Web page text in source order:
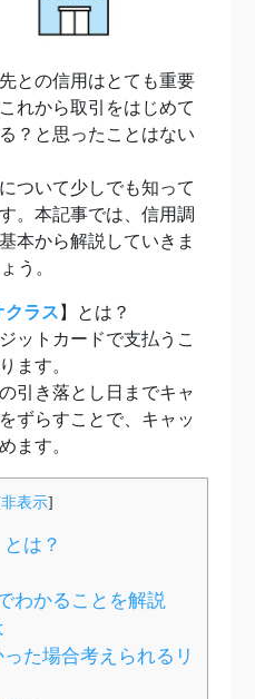
との信用はとても重要
れから取引をはじめて
？と思ったことはない
ついて少しでも知って
。本記事では、信用調
本から解説していきま
う。
クラス 】とは？
ットカードで支払うこ
ます。
引き落とし日までキャ
ずらすことで、キャッ
ます。
非表示]
は？
わかることを解説
た場合考えられるリ